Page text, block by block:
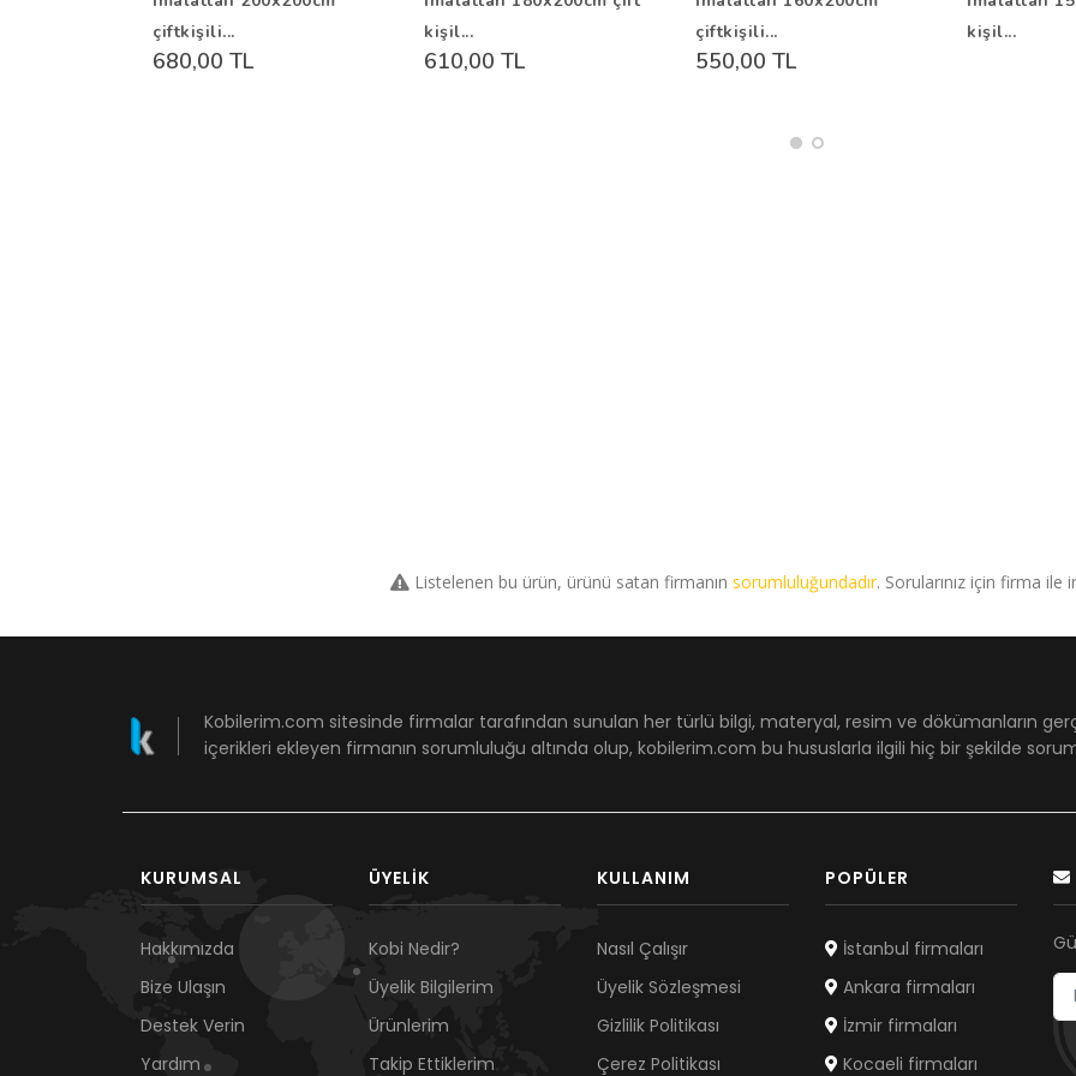
çiftkişili...
680,00 TL
kişil...
610,00 TL
çiftkişili...
550,00 TL
kişil...
Listelenen bu ürün, ürünü satan firmanın sorumluluğundadır. Sorularınız için firma ile
Kobilerim.com sitesinde firmalar tarafından sunulan her türlü bilgi, materyal, resim ve dökümanların
içerikleri ekleyen firmanın sorumluluğu altında olup, kobilerim.com bu hususlarla ilgili hiç bir şekilde
KURUMSAL
Hakkımızda
Bize Ulaşın
Destek Verin
Yardım
ÜYELIK
Kobi Nedir?
Üyelik Bilgilerim
Ürünlerim
Takip Ettiklerim
KULLANIM
Nasıl Çalışır
Üyelik Sözleşmesi
Gizlilik Politikası
Çerez Politikası
POPÜLER
İstanbul firmaları
Ankara firmaları
İzmir firmaları
Kocaeli firmaları